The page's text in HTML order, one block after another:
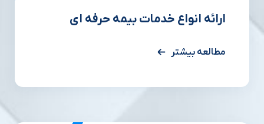
ارائه انواع خدمات بیمه حرفه ای
مطالعه بیشتر